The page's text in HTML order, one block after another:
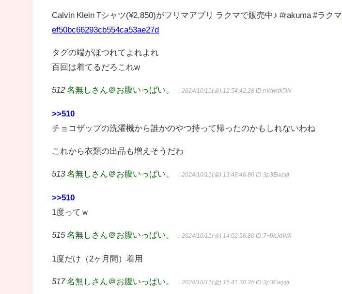
Calvin Klein Tシャツ(¥2,850)がフリマアプリ ラクマで販売中♪ #rakuma #ラクマ
ef50bc66293cb554ca53ae27d
タグの端がほつれてよれよれ
百回は着てるだろこれw
512 名無しさん＠お腹いっぱい。 ：2024/10/11(金) 12:54:42.28ID:nWwdk5lN
>>510
チョコザップの洗濯機から誰かのやつ持って帰ったのかもしれないわね
これから衣類の出品も増えそうだわ
513 名無しさん＠お腹いっぱい。 ：2024/10/11(金) 13:46:46.80ID:3p3Ewpyj
>>510
1度ってｗ
515 名無しさん＠お腹いっぱい。 ：2024/10/11(金) 14:02:56.80ID:7+9kJdWX
1度だけ（2ヶ月間）着用
517 名無しさん＠お腹いっぱい。 ：2024/10/11(金) 15:41:30.35ID:3p3Ewpyj